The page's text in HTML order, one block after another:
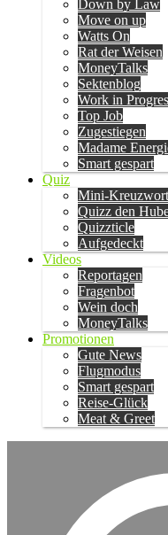
Down by Law
Move on up
Watts On
Rat der Weisen
MoneyTalks
Sektenblog
Work in
Top Job
Zugestiegen
Madame
Smart gespart
Quiz
Mini-
Quizz den
Quizzticle
Aufgedeckt
Videos
Reportagen
Fragenbot
Wein doch
MoneyTalks
Promotionen
Gute News
Flugmodus
Smart gespart
Reise-Glück
Meat & Greet